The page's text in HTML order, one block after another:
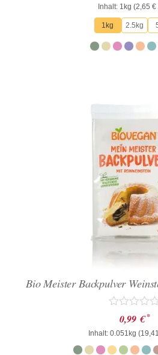
0
von
5
Inhalt: 1kg (2,65 €
1kg 2.5kg
Bio Meister Backpulver
Bewertet
mit
0
von
5
0,99 € *
Inhalt: 0.051kg (19,41